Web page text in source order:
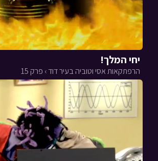
יחי המלך!
הרפתקאות אסי וטוביה בעיר דוד › פרק 15